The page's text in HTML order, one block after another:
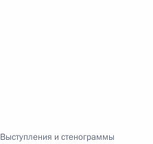
Выступления и стенограммы